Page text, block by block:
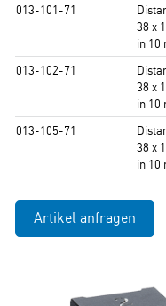
013-101-71
38 x
in 10
013-102-71
38 x
in 10
013-105-71
38 x
in 10
Artikel anfragen